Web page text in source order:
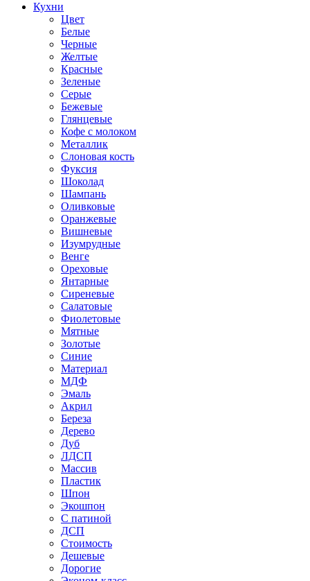
Кухни
Цвет
Белые
Черные
Желтые
Красные
Зеленые
Серые
Бежевые
Глянцевые
Кофе с молоком
Металлик
Слоновая кость
Фуксия
Шоколад
Шампань
Оливковые
Оранжевые
Вишневые
Изумрудные
Венге
Ореховые
Янтарные
Сиреневые
Салатовые
Фиолетовые
Мятные
Золотые
Синие
Материал
МДФ
Эмаль
Акрил
Береза
Дерево
Дуб
ЛДСП
Массив
Пластик
Шпон
Экошпон
С патиной
ДСП
Стоимость
Дешевые
Дорогие